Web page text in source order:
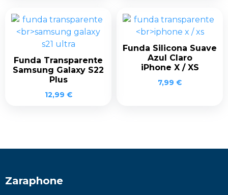
Funda Transparente
Samsung Galaxy S22
Plus
12,99 €
Funda Silicona Suave
Azul Claro
iPhone X / XS
7,99 €
Zaraphone